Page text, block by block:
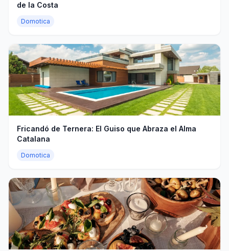
de la Costa
Domotica
Fricandó de Ternera: El Guiso que Abraza el Alma
Catalana
Domotica